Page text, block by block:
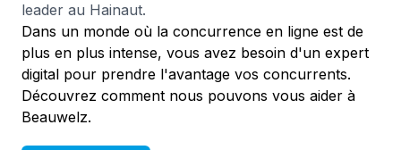
leader au Hainaut.
Dans un monde où la concurrence en ligne est de
plus en plus intense, vous avez besoin d'un expert
digital pour prendre l'avantage vos concurrents.
Découvrez comment nous pouvons vous aider à
Beauwelz.